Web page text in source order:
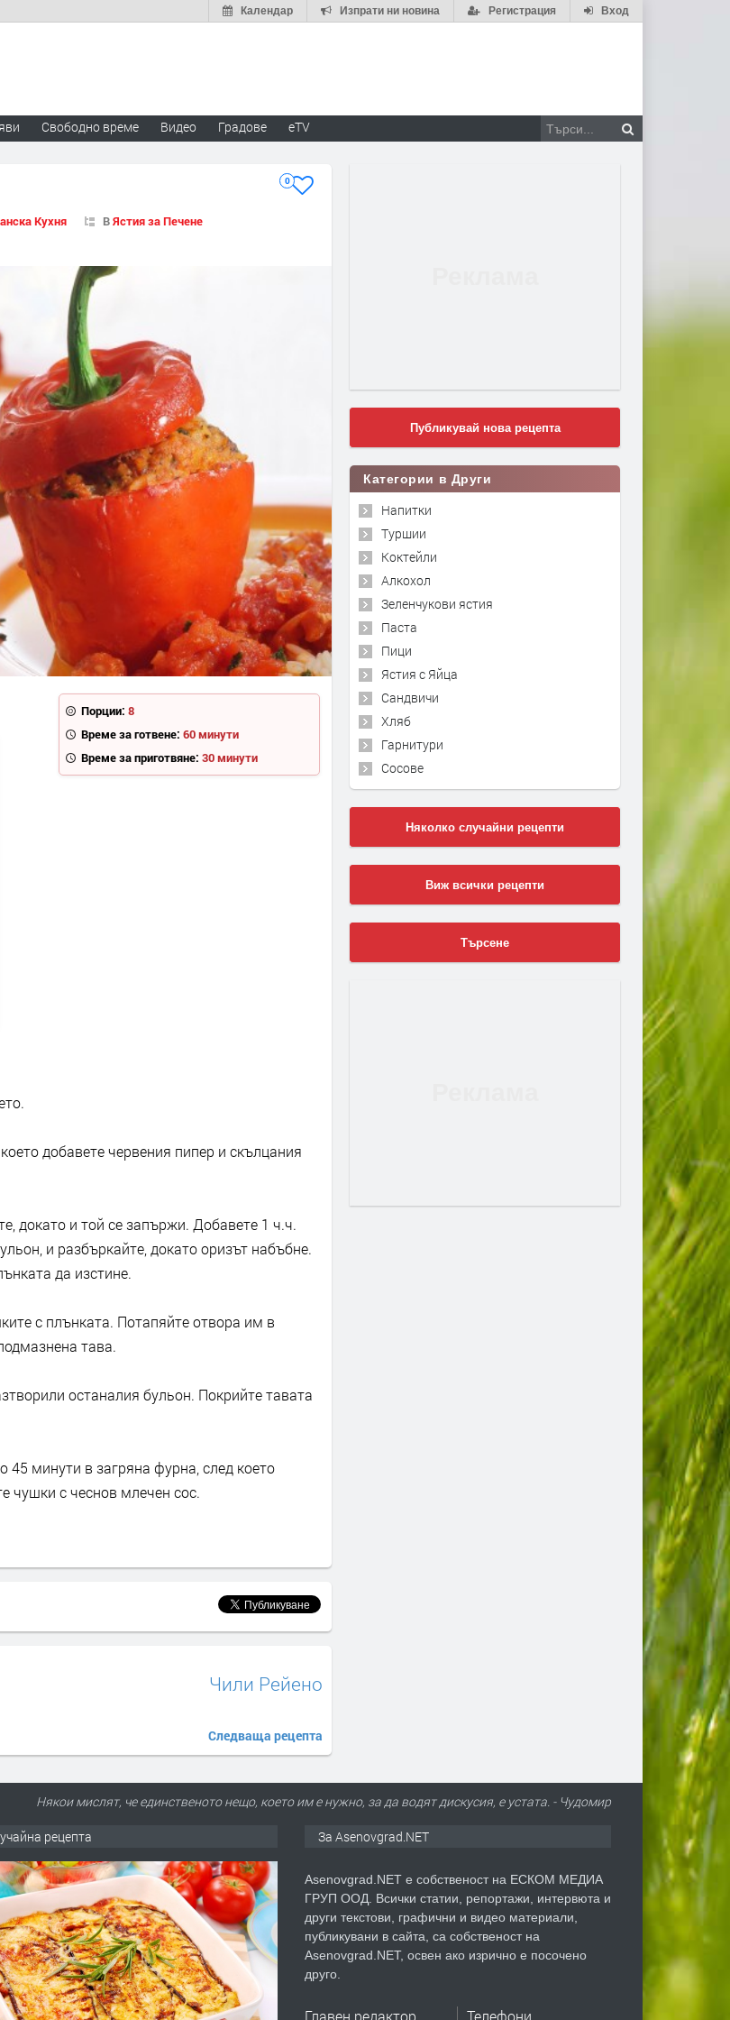
Вход
Регистрация
Изпрати ни новина
Календар
Свободно време Видео Градове eTV
0
Кухня ВЯстия за Печене
Порции: 8
Време за готвене: 60 минути
Време за приготвяне: 30 минути
добавете червения пипер и скълцания
докато и той се запържи. Добавете 1 ч.ч.
и разбъркайте, докато оризът набъбне.
да изстине.
с плънката. Потапяйте отвора им в
тава.
останалия бульон. Покрийте тавата
45 минути в загряна фурна, след което
чушки с чеснов млечен сос.
Чили Рейено
Следваща рецепта
Публикувай нова рецепта
Категории в Други
Напитки
Туршии
Коктейли
Алкохол
Зеленчукови ястия
Паста
Пици
Ястия с Яйца
Сандвичи
Хляб
Гарнитури
Сосове
Няколко случайни рецепти
Виж всички рецепти
Търсене
Някои мислят, че единственото нещо, което им е нужно, за да водят дискусия, е устата. - Чудомир
рецепта За Asenovgrad.NET
Asenovgrad.NET е собственост на ЕСКОМ МЕДИА
ГРУП ООД. Всички статии, репортажи, интервюта и
други текстови, графични и видео материали,
публикувани в сайта, са собственост на
Asenovgrad.NET, освен ако изрично е посочено
друго.
Главен редактор Телефони